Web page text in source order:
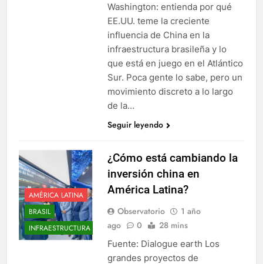
Washington: entienda por qué
EE.UU. teme la creciente
influencia de China en la
infraestructura brasileña y lo
que está en juego en el Atlántico
Sur. Poca gente lo sabe, pero un
movimiento discreto a lo largo
de la…
Seguir leyendo
AMÉRICA LATINA
BRASIL
INFRAESTRUCTURA
¿Cómo está cambiando la
inversión china en
América Latina?
Observatorio
1 año
ago
0 28 mins
Fuente: Dialogue earth Los
grandes proyectos de